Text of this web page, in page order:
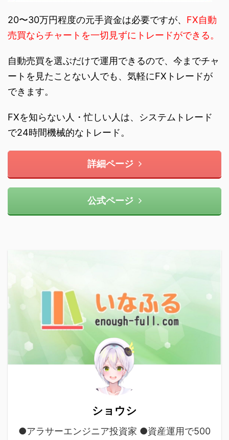
20〜30万円程度の元手資金は必要ですが、 FX自動
売買ならチャートを一切見ずにトレードができる。
自動売買を選ぶだけで運用できるので、今までチャ
ートを見たことない人でも、気軽にFXトレードが
できます。
FXを知らない人・忙しい人は、システムトレード
で24時間機械的なトレード。
詳細ページ
公式ページ
ショウシ
●アラサーエンジニア投資家 ●資産運用で500